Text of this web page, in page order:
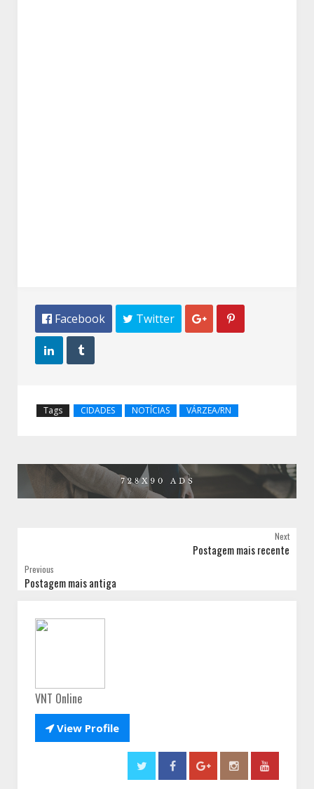
 Facebook  Twitter  
 
Tags CIDADES NOTÍCIAS VÁRZEA/RN
Next
Postagem mais recente
Previous
Postagem mais antiga
VNT Online
View Profile